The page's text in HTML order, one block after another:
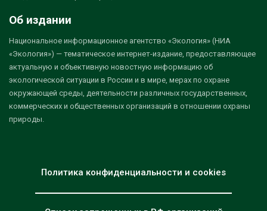
Об издании
Национальное информационное агентство «Экология» (НИА
«Экология») — тематическое интернет-издание, предоставляющее
актуальную и объективную новостную информацию об
экологической ситуации в России и в мире, мерах по охране
окружающей среды, деятельности различных государственных,
коммерческих и общественных организаций в отношении охраны
природы.
Политика конфиденциальности и cookies